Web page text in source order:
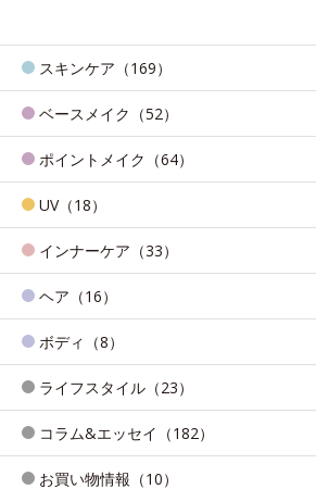
スキンケア（169）
ベースメイク（52）
ポイントメイク（64）
UV（18）
インナーケア（33）
ヘア（16）
ボディ（8）
ライフスタイル（23）
コラム&エッセイ（182）
お買い物情報（10）